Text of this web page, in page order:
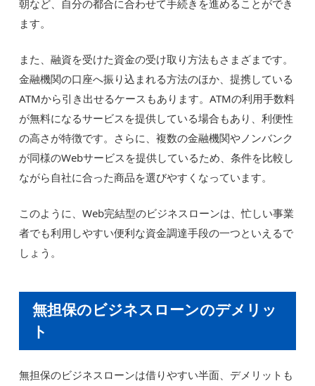
朝など、自分の都合に合わせて手続きを進めることができ
ます。
また、融資を受けた資金の受け取り方法もさまざまです。
金融機関の口座へ振り込まれる方法のほか、提携している
ATMから引き出せるケースもあります。ATMの利用手数料
が無料になるサービスを提供している場合もあり、利便性
の高さが特徴です。さらに、複数の金融機関やノンバンク
が同様のWebサービスを提供しているため、条件を比較し
ながら自社に合った商品を選びやすくなっています。
このように、Web完結型のビジネスローンは、忙しい事業
者でも利用しやすい便利な資金調達手段の一つといえるで
しょう。
無担保のビジネスローンのデメリッ
ト
無担保のビジネスローンは借りやすい半面、デメリットも